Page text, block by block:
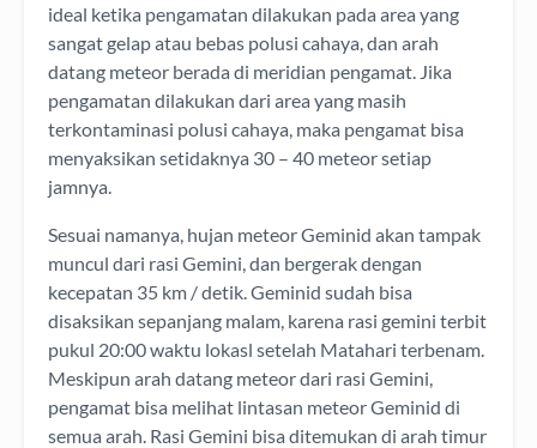
ideal ketika pengamatan dilakukan pada area yang
sangat gelap atau bebas polusi cahaya, dan arah
datang meteor berada di meridian pengamat. Jika
pengamatan dilakukan dari area yang masih
terkontaminasi polusi cahaya, maka pengamat bisa
menyaksikan setidaknya 30 – 40 meteor setiap
jamnya.
Sesuai namanya, hujan meteor Geminid akan tampak
muncul dari rasi Gemini, dan bergerak dengan
kecepatan 35 km / detik. Geminid sudah bisa
disaksikan sepanjang malam, karena rasi gemini terbit
pukul 20:00 waktu lokasl setelah Matahari terbenam.
Meskipun arah datang meteor dari rasi Gemini,
pengamat bisa melihat lintasan meteor Geminid di
semua arah. Rasi Gemini bisa ditemukan di arah timur